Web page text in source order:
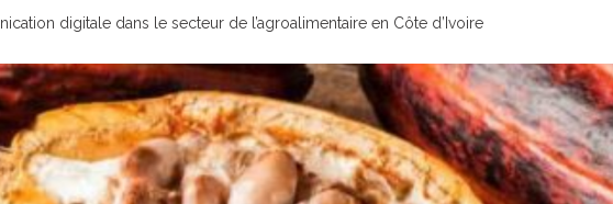
digitale dans le secteur de l’agroalimentaire en Côte d’Ivoire